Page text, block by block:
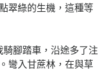
翠綠的生機，這種等
腳踏車，沿途多了注
彎入甘蔗林，在與草